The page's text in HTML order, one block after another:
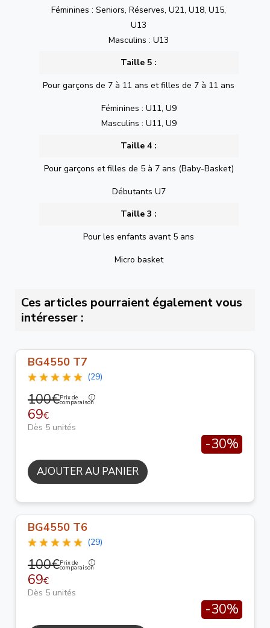
Féminines : Seniors, Réserves, U21, U18, U15,
U13
Masculins : U13
Taille 5 :
Pour garçons de 7 à 11 ans et filles de 7 à 11 ans
Féminines : U11, U9
Masculins : U11, U9
Taille 4 :
Pour garçons et filles de 5 à 7 ans (Baby-Basket)
Débutants U7
Taille 3 :
Pour les enfants avant 5 ans
Micro basket
Ces articles pourraient également vous
intéresser :
BG4550 T7
(29)
100€Prix de
comparaison
69€
Dès 5 unités
-30%
AJOUTER AU PANIER
BG4550 T6
(29)
100€Prix de
comparaison
69€
Dès 5 unités
-30%